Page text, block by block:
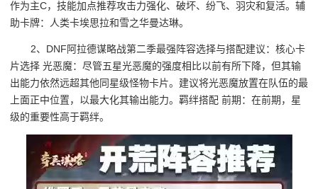
作为主C，技能加点推荐攻击力强化、破坏、纷飞、羽灾和复活。辅
助卡牌：人类卡埃思拉和雪之华曼达琳。
2、DNF阿拉德谋略战第二季最强阵容选择与搭配建议：核心卡
片选择 光恶魔：尽管五星光恶魔的强度相比以前有所下降，但其输
出能力依然远超其他同星级怪物卡片。建议将光恶魔放置在队伍的最
上面正中位置，以最大化其输出能力。羁绊搭配 前期：在前期，星
级的重要性高于羁绊。